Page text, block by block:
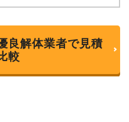
良解体業者で見積
較